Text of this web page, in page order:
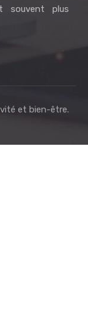
souvent plus
et bien-être.